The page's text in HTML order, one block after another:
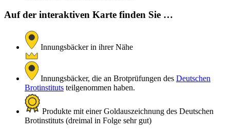
Auf der interaktiven Karte finden Sie …
Innungsbäcker in ihrer Nähe
Innungsbäcker, die an Brotprüfungen des Deutschen
Brotinstituts teilgenommen haben.
Produkte mit einer Goldauszeichnung des Deutschen
Brotinstituts (dreimal in Folge sehr gut)